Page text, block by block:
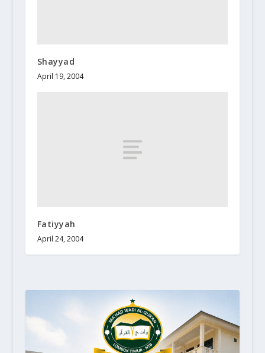
Shayyad
April 19, 2004
Fatiyyah
April 24, 2004